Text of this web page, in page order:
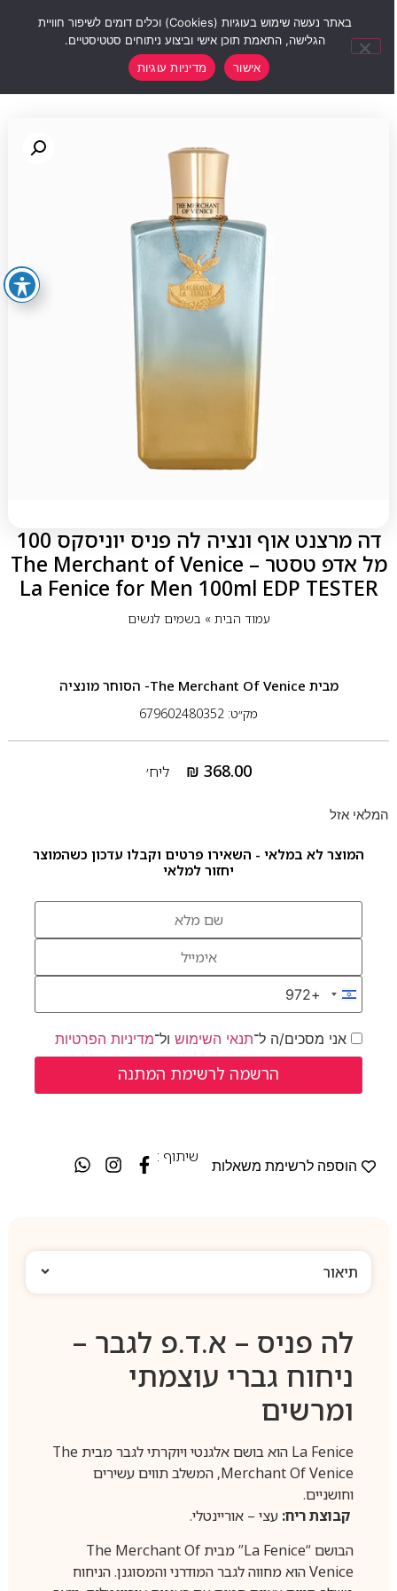
דה מרצנט אוף ונציה לה פניס יוניסקס 100
מל אדפ טסטר – The Merchant of Venice
La Fenice for Men 100ml EDP TESTER
עמוד הבית» בשמים לנשים
מבית The Merchant Of Venice- הסוחר מונציה
מק״ט: 679602480352
₪ 368.00 ליח׳
המלאי אזל
המוצר לא במלאי - השאירו פרטים וקבלו עדכון כשהמוצר
יחזור למלאי
Israel +972
+972
אני מסכים/ה ל־תנאי השימושול־מדיניות הפרטיות
הוספה לרשימת משאלות
שיתוף :
תיאור
לה פניס – א.ד.פ לגבר –
ניחוח גברי עוצמתי
ומרשים
La Fenice הוא בושם אלגנטי ויוקרתי לגבר מבית The
Merchant Of Venice, המשלב תווים עשירים
וחושניים.
קבוצת ריח:עצי – אוריינטלי.
הבושם “La Fenice” מבית The Merchant Of
Venice הוא מחווה לגבר המודרני והמסוגנן. הניחוח
באתר נעשה שימוש בעוגיות (Cookies) וכלים דומים לשיפור חוויית
הגלישה, התאמת תוכן אישי וביצוע ניתוחים סטטיסטיים.
אישור
מדיניות עוגיות